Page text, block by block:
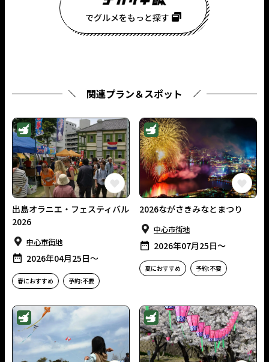
でグルメをもっと探す
関連プラン＆スポット
イベント
この長崎の体験をお気に入りに
出島オラニエ・フェスティバル
2026
中⼼市街地
2026年04月25日〜
春におすすめ 予約:不要
イベント
2026ながさきみなとまつり
中⼼市街地
2026年07月25日〜
夏におすすめ 予約:不要
イベント イベント